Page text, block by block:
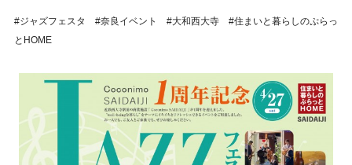
#ジャズフェスタ #奈良イベント #大和西大寺 #住まいと暮らしのぷらっ
とHOME